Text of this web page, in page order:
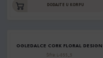
DODAJTE U KORPU
OGLEDALCE CORK FLORAL DESIGN
Šifra: L-855_5